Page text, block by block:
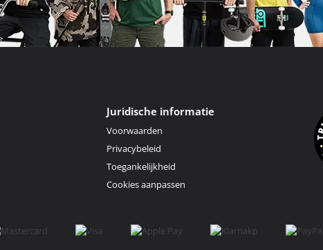
Juridische informatie
Voorwaarden
Privacybeleid
Toegankelijkheid
Cookies aanpassen